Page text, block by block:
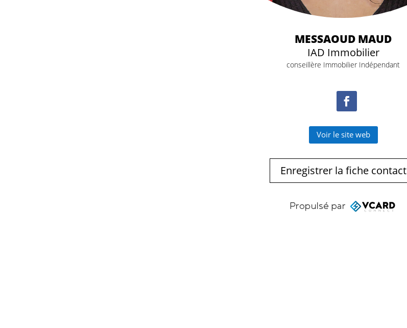
MESSAOUD MAUD
IAD Immobilier
conseillère Immobilier Indépendant
Voir le site web
Enregistrer la fiche contact